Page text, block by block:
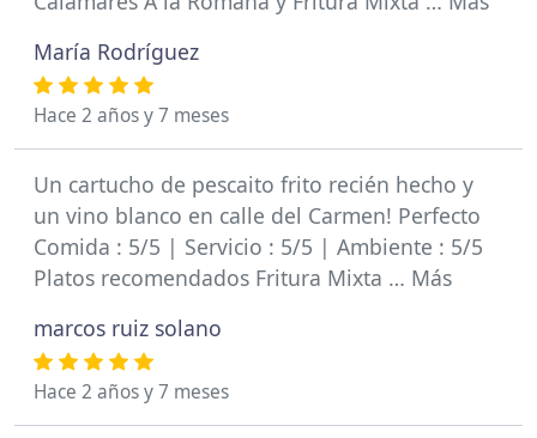
María Rodríguez
Hace 2 años y 7 meses
Un cartucho de pescaito frito recién hecho y
un vino blanco en calle del Carmen! Perfecto
Comida : 5/5 | Servicio : 5/5 | Ambiente : 5/5
Platos recomendados Fritura Mixta … Más
marcos ruiz solano
Hace 2 años y 7 meses